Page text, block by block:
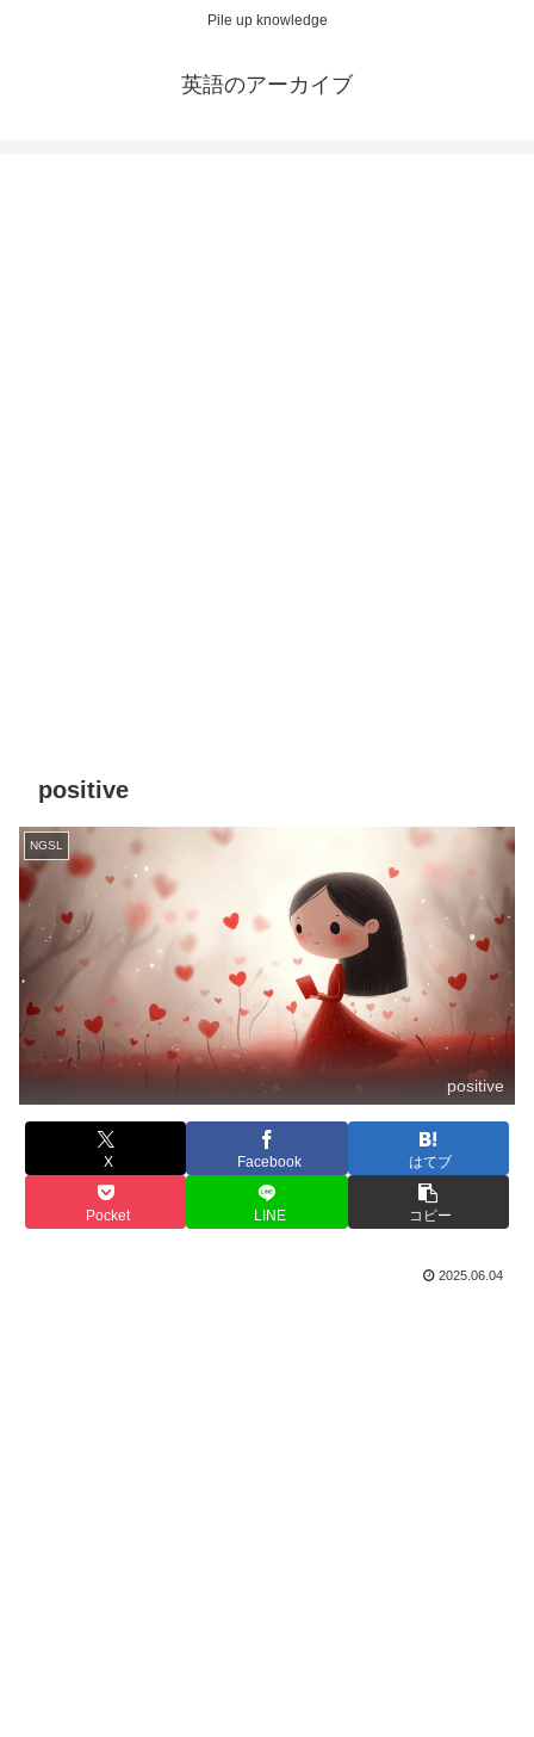
Pile up knowledge
英語のアーカイブ
positive
NGSL
positive
X Facebook はてブ
Pocket LINE コピー
2025.06.04